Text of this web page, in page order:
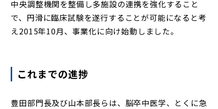
中央調整機関を整備し多施設の連携を強化すること
で、円滑に臨床試験を遂行することが可能になると考
え2015年10月、事業化に向け始動しました。
これまでの進捗
豊田部門長及び山本部長らは、脳卒中医学、とくに急